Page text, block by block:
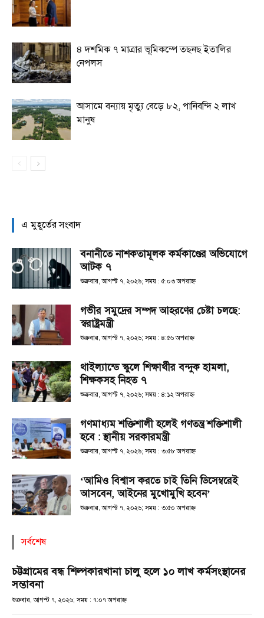
৪ দশমিক ৭ মাত্রার ভূমিকম্পে তছনছ ইতালির
নেপলস
আসামে বন্যায় মৃত্যু বেড়ে ৮২, পানিবন্দি ২ লাখ
মানুষ
এ মুহূর্তের সংবাদ
বনানীতে নাশকতামূলক কর্মকাণ্ডের অভিযোগে
আটক ৭
শুক্রবার, আগস্ট ৭, ২০২৬; সময় : ৫:০৩ অপরাহ্ণ
গভীর সমুদ্রের সম্পদ আহরণের চেষ্টা চলছে:
স্বরাষ্ট্রমন্ত্রী
শুক্রবার, আগস্ট ৭, ২০২৬; সময় : ৪:৫৬ অপরাহ্ণ
থাইল্যান্ডে স্কুলে শিক্ষার্থীর বন্দুক হামলা,
শিক্ষকসহ নিহত ৭
শুক্রবার, আগস্ট ৭, ২০২৬; সময় : ৪:১২ অপরাহ্ণ
গণমাধ্যম শক্তিশালী হলেই গণতন্ত্র শক্তিশালী
হবে : স্থানীয় সরকারমন্ত্রী
শুক্রবার, আগস্ট ৭, ২০২৬; সময় : ৩:৫৮ অপরাহ্ণ
‘আমিও বিশ্বাস করতে চাই তিনি ডিসেম্বরেই
আসবেন, আইনের মুখোমুখি হবেন’
শুক্রবার, আগস্ট ৭, ২০২৬; সময় : ৩:৫০ অপরাহ্ণ
সর্বশেষ
চট্টগ্রামের বন্ধ শিল্পকারখানা চালু হলে ১০ লাখ কর্মসংস্থানের
সম্ভাবনা
শুক্রবার, আগস্ট ৭, ২০২৬; সময় : ৭:০৭ অপরাহ্ণ